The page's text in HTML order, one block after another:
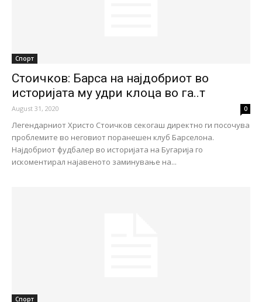
Спорт
Стоичков: Барса на најдобриот во
историјата му удри клоца во га..т
August 31, 2020 0
Легендарниот Христо Стоичков секогаш директно ги посочува
проблемите во неговиот поранешен клуб Барселона.
Најдобриот фудбалер во историјата на Бугарија го
искоментирал најавеното заминување на...
Спорт